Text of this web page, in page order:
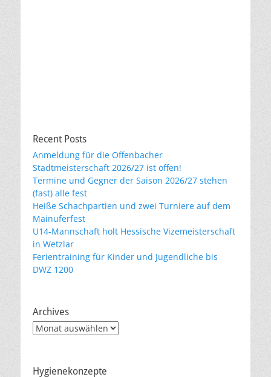
Recent Posts
Anmeldung für die Offenbacher
Stadtmeisterschaft 2026/27 ist offen!
Termine und Gegner der Saison 2026/27 stehen
(fast) alle fest
Heiße Schachpartien und zwei Turniere auf dem
Mainuferfest
U14-Mannschaft holt Hessische Vizemeisterschaft
in Wetzlar
Ferientraining für Kinder und Jugendliche bis
DWZ 1200
Archives
Archives
Hygienekonzepte